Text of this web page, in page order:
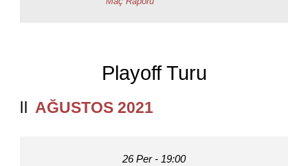
Playoff Turu
AĞUSTOS 2021
26 Per - 19:00